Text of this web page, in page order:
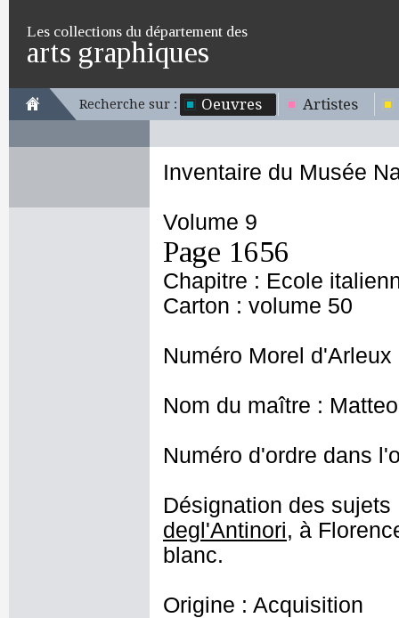
Les collections du département des
arts graphiques
Recherche sur : Oeuvres Artistes
Inventaire du Musée
Volume 9
Page 1656
Chapitre : Ecole
Carton : volume 50
Numéro Morel
Nom du maître :
Numéro d'ordre dans
Désignation des
degl'Antinori, à
blanc.
Origine : Acquisition